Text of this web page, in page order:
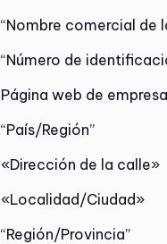
“Nombre comercial de
“Número de
Página web de empresa
“País/Región”
«Dirección de la calle»
«Localidad/Ciudad»
“Región/Provincia”